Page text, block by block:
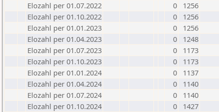
Elozahl per 01.07.2022
0
1256
Elozahl per 01.10.2022
0
1256
Elozahl per 01.01.2023
0
1256
Elozahl per 01.04.2023
0
1248
Elozahl per 01.07.2023
0
1173
Elozahl per 01.10.2023
0
1173
Elozahl per 01.01.2024
0
1137
Elozahl per 01.04.2024
0
1140
Elozahl per 01.07.2024
0
1140
Elozahl per 01.10.2024
0
1427